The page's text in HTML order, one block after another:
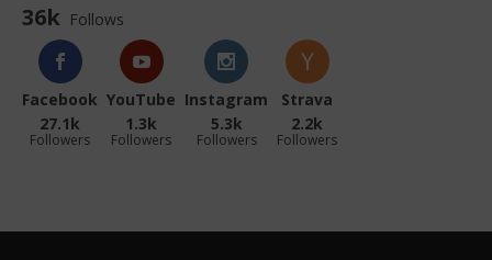
36k Follows
Facebook
27.1k
Followers
YouTube
1.3k
Followers
Instagram
5.3k
Followers
Strava
2.2k
Followers